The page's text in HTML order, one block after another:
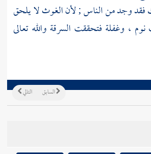
فقد وجد من الناس ; لأن الغوث لا يلحق
، وغفلة فتحققت السرقة والله تعالى
التالي السابق